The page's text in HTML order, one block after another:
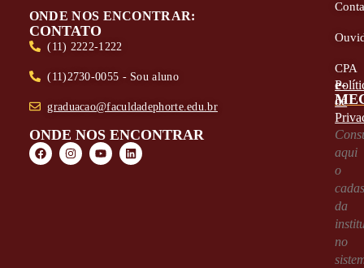
ONDE NOS ENCONTRAR:
CONTATO
(11) 2222-1222
(11)2730-0055 - Sou aluno
graduacao@faculdadephorte.edu.br
ONDE NOS ENCONTRAR
CPA
e-
aqui
o
da
no
de